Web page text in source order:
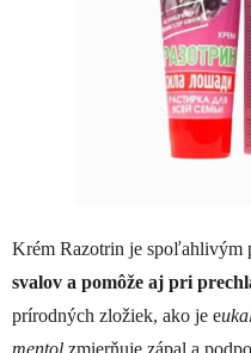
Krém Razotrin je spoľahlivým
svalov a pomôže aj pri
prírodných zložiek, ako je e